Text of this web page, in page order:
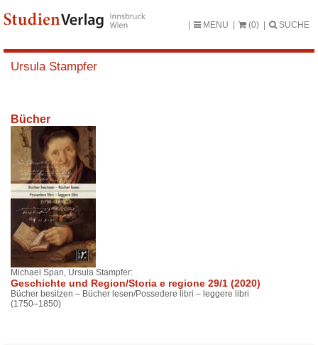
MENU (0) SUCHE
Ursula Stampfer
Bücher
Michael Span, Ursula Stampfer:
Geschichte und Region/Storia e regione 29/1 (2020)
Bücher besitzen – Bücher lesen/Possedere libri – leggere libri
(1750–1850)